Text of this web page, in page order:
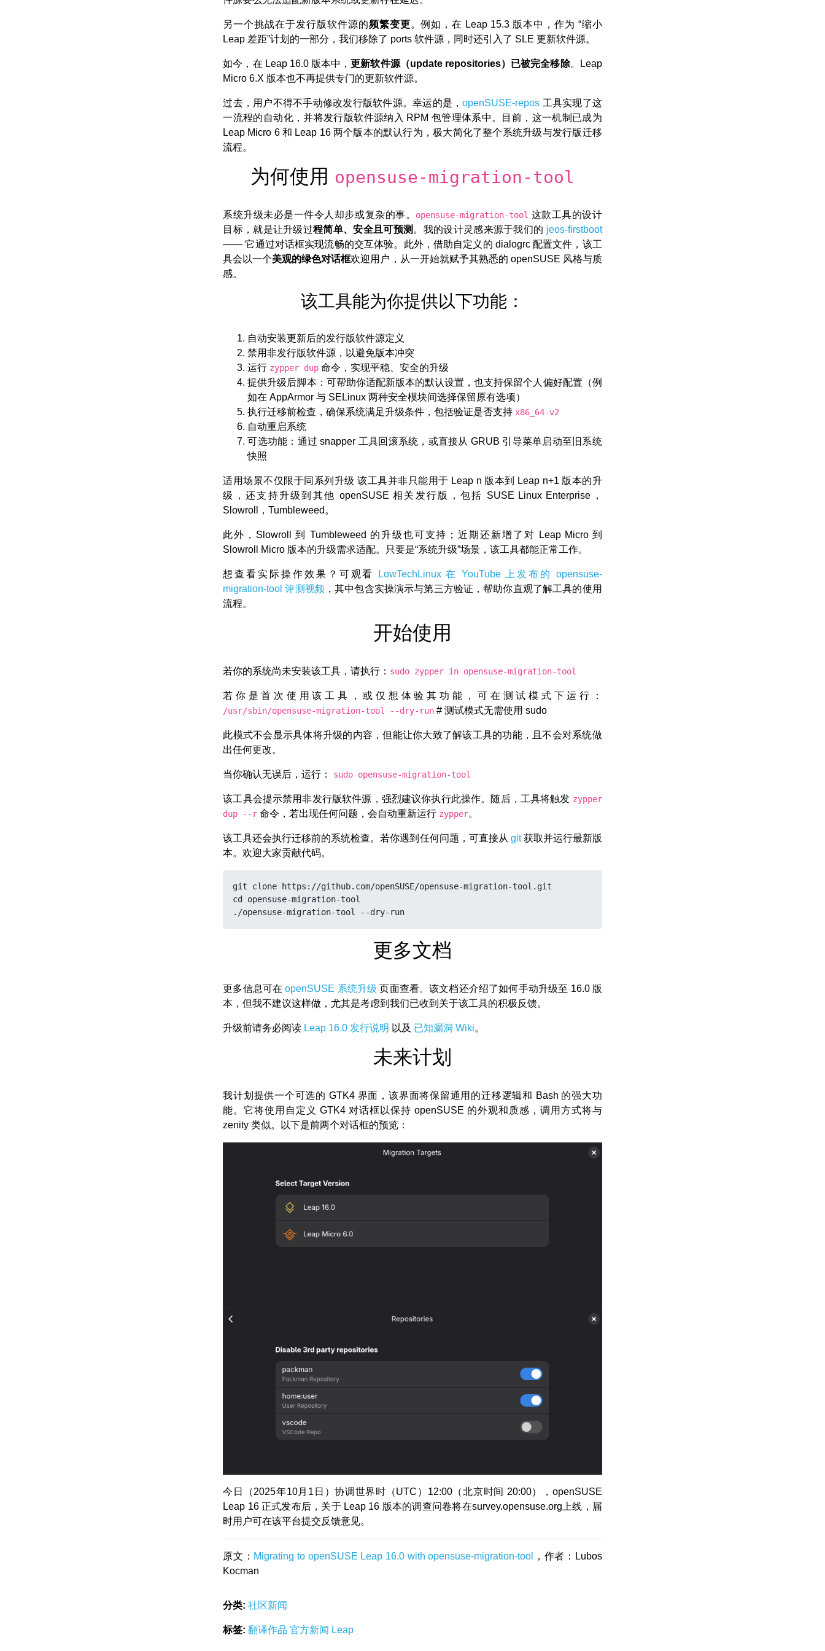
另一个挑战在于发行版软件源的频繁变更。例如，在 Leap 15.3 版本中，作为 “缩小
Leap 差距”计划的一部分，我们移除了 ports 软件源，同时还引入了 SLE 更新软件源。
如今，在 Leap 16.0 版本中，更新软件源（update repositories）已被完全移除。Leap
Micro 6.X 版本也不再提供专门的更新软件源。
过去，用户不得不手动修改发行版软件源。幸运的是，openSUSE-repos 工具实现了这
一流程的自动化，并将发行版软件源纳入 RPM 包管理体系中。目前，这一机制已成为
Leap Micro 6 和 Leap 16 两个版本的默认行为，极大简化了整个系统升级与发行版迁移
流程。
为何使用 opensuse-migration-tool
系统升级未必是一件令人却步或复杂的事。 opensuse-migration-tool 这款工具的设计
目标，就是让升级过程简单、安全且可预测 。我的设计灵感来源于我们的 jeos-firstboot
—— 它通过对话框实现流畅的交互体验。此外，借助自定义的 dialogrc 配置文件，该工
具会以一个美观的绿色对话框欢迎用户，从一开始就赋予其熟悉的 openSUSE 风格与质
感。
该工具能为你提供以下功能：
自动安装更新后的发行版软件源定义
禁用非发行版软件源，以避免版本冲突
运行 zypper dup 命令，实现平稳、安全的升级
提供升级后脚本：可帮助你适配新版本的默认设置，也支持保留个人偏好配置（例
如在 AppArmor 与 SELinux 两种安全模块间选择保留原有选项）
执行迁移前检查，确保系统满足升级条件，包括验证是否支持 x86_64-v2
自动重启系统
可选功能：通过 snapper 工具回滚系统，或直接从 GRUB 引导菜单启动至旧系统
快照
适用场景不仅限于同系列升级 该工具并非只能用于 Leap n 版本到 Leap n+1 版本的升
级，还支持升级到其他 openSUSE 相关发行版，包括 SUSE Linux Enterprise，
Slowroll，Tumbleweed。
此外，Slowroll 到 Tumbleweed 的升级也可支持；近期还新增了对 Leap Micro 到
Slowroll Micro 版本的升级需求适配。只要是“系统升级”场景，该工具都能正常工作。
想查看实际操作效果？可观看
LowTechLinux 在 YouTube 上发布的 opensuse-
migration-tool 评测视频 ，其中包含实操演示与第三方验证，帮助你直观了解工具的使用
流程。
开始使用
若你的系统尚未安装该工具，请执行： sudo zypper in opensuse-migration-tool
若你是首次使用该工具，或仅想体验其功能，可在测试模式下运行：
/usr/sbin/opensuse-migration-tool --dry-run # 测试模式无需使用 sudo
此模式不会显示具体将升级的内容，但能让你大致了解该工具的功能，且不会对系统做
出任何更改。
当你确认无误后，运行： sudo opensuse-migration-tool
该工具会提示禁用非发行版软件源，强烈建议你执行此操作。随后，工具将触发 zypper
dup --r 命令，若出现任何问题，会自动重新运行 zypper。
该工具还会执行迁移前的系统检查。若你遇到任何问题，可直接从 git获取并运行最新版
本。欢迎大家贡献代码。
git clone https://github.com/openSUSE/opensuse-migration-tool.git
cd opensuse-migration-tool
更多文档
更多信息可在openSUSE 系统升级 页面查看。该文档还介绍了如何手动升级至 16.0 版
本，但我不建议这样做，尤其是考虑到我们已收到关于该工具的积极反馈。
升级前请务必阅读 Leap 16.0 发行说明 以及 已知漏洞 Wiki。
未来计划
我计划提供一个可选的 GTK4 界面，该界面将保留通用的迁移逻辑和 Bash 的强大功
能。它将使用自定义 GTK4 对话框以保持 openSUSE 的外观和质感，调用方式将与
zenity 类似。以下是前两个对话框的预览：
今日（2025年10月1日）协调世界时（UTC）12:00（北京时间 20:00），openSUSE
Leap 16 正式发布后，关于 Leap 16 版本的调查问卷将在survey.opensuse.org上线，届
时用户可在该平台提交反馈意见。
原文： Migrating to openSUSE Leap 16.0 with opensuse-migration-tool
，作者：Lubos
Kocman
分类: 社区新闻
标签: 翻译作品官方新闻 Leap